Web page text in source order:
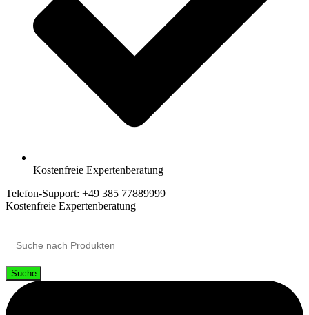
Kostenfreie Expertenberatung
Telefon-Support: +49 385 77889999
Kostenfreie Expertenberatung
Suche